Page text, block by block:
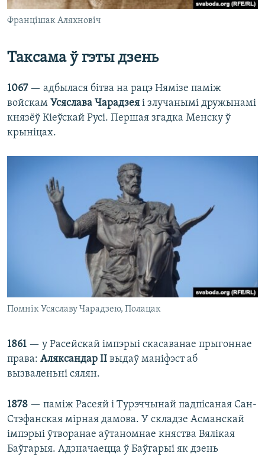
Францішак Аляхновіч
Таксама ў гэты дзень
1067— адбылася бітва на рацэ Нямізе паміж
войскам Усяслава Чарадзея і злучанымі дружынамі
князёў Кіеўскай Русі. Першая згадка Менску ў
крыніцах.
Помнік Усяславу Чарадзею, Полацак
1861 — у Расейскай імпэрыі скасаванае прыгоннае
права: Аляксандар II выдаў маніфэст аб
вызваленьні сялян.
1878 — паміж Расеяй і Турэччынай падпісаная Сан-
Стэфанская мірная дамова. У складзе Асманскай
імпэрыі ўтворанае аўтаномнае княства Вялікая
Баўгарыя. Адзначаецца ў Баўгарыі як дзень